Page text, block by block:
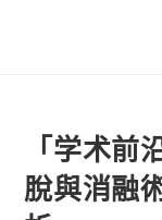
「学术前
脫與消融